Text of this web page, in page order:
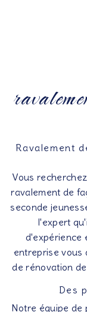
Ravalement
Vous
ravalement de
seconde
l'expert
d'expérience
entreprise vous
de rénovation
Des
Notre équipe de